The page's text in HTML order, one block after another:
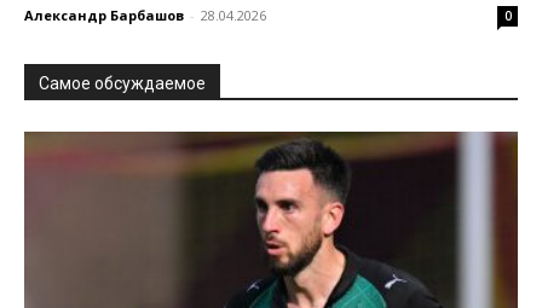
Александр Барбашов - 28.04.2026 0
Самое обсуждаемое